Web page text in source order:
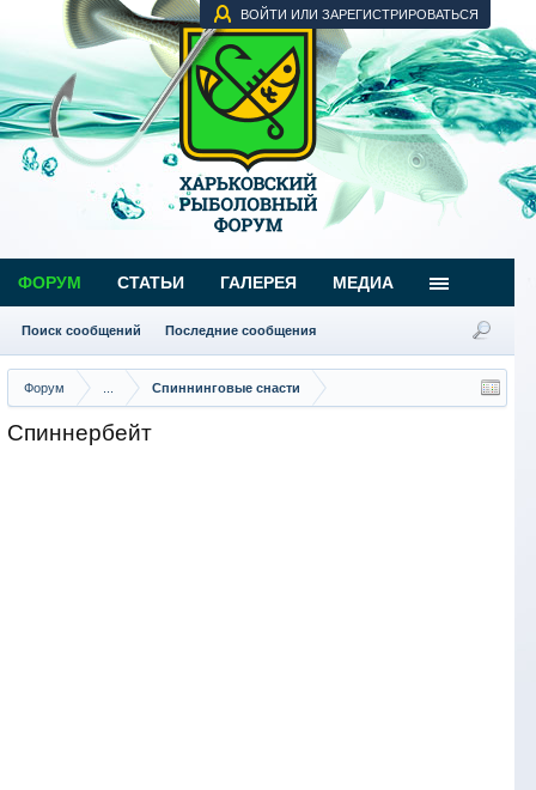
ВОЙТИ ИЛИ ЗАРЕГИСТРИРОВАТЬСЯ
Форум Спиннинговые снасти
Спиннербейт
ФОРУМ
Поиск сообщений Последние сообщения
СТАТЬИ ГАЛЕРЕЯ МЕДИА